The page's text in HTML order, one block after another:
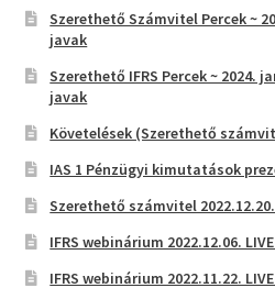
Szerethető Számvitel Percek ~
javak
Szerethető IFRS Percek ~ 2024.
javak
Követelések (Szerethető
IAS 1 Pénzügyi kimutatások
Szerethető számvitel
IFRS webinárium 2022.12.06.
IFRS webinárium 2022.11.22.